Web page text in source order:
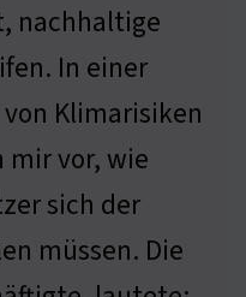
nachhaltige
In einer
Klimarisiken
vor, wie
sich der
müssen. Die